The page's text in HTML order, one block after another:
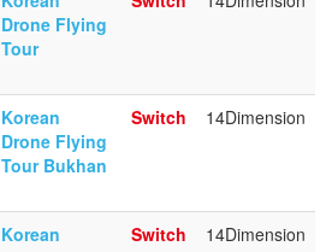
Drone Flying
Tour
Korean
Drone Flying
Tour Bukhan
Switch 14Dimension
Korean
Switch 14Dimension